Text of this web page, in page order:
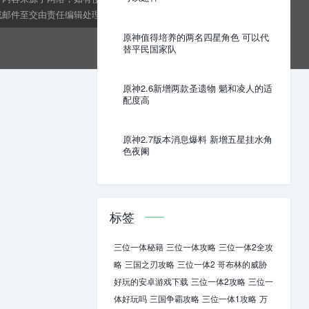
原神值得培养的两名四星角色 可以代
替平民国家队
原神2.6新增两款圣遗物 魈和凌人的适
配度高
原神2.7版本消息爆料 新增五星挂水角
色夜阑
标签
三位一体秘籍 三位一体攻略 三位一体2全攻
略 三国之刃攻略 三位一体2 哥布林的威胁
好玩的安卓游戏下载 三位一体2攻略 三位一
体好玩吗 三国争霸攻略 三位一体1攻略 万
件至交由责任编辑处理。kens24dft@hotmail.com